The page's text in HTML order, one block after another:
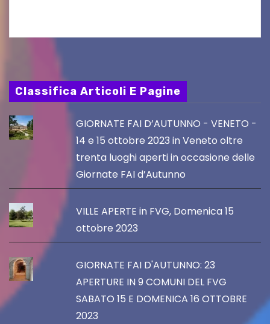
Classifica Articoli E Pagine
GIORNATE FAI D’AUTUNNO - VENETO -
14 e 15 ottobre 2023 in Veneto oltre
trenta luoghi aperti in occasione delle
Giornate FAI d’Autunno
VILLE APERTE in FVG, Domenica 15
ottobre 2023
GIORNATE FAI D'AUTUNNO: 23
APERTURE IN 9 COMUNI DEL FVG
SABATO 15 E DOMENICA 16 OTTOBRE
2023